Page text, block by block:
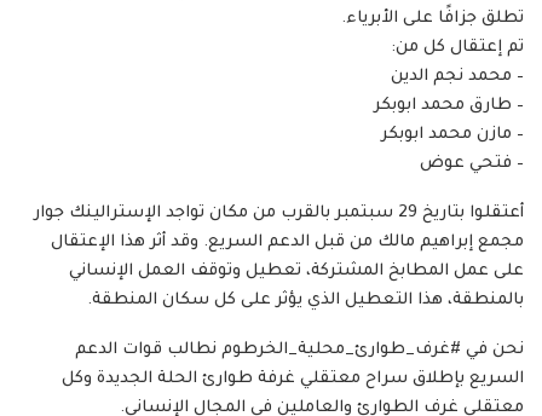
تطلق جزافًا على الأبرياء.
تم إعتقال كل من:
– محمد نجم الدين
– طارق محمد ابوبكر
– ⁠مازن محمد ابوبكر
– ⁠فتحي عوض
أعتقلوا بتاريخ 29 سبتمبر بالقرب من مكان تواجد الإسترالينك جوار
مجمع إبراهيم مالك من قبل الدعم السريع. وقد أثر هذا الإعتقال
على عمل المطابخ المشتركة، تعطيل وتوقف العمل الإنساني
بالمنطقة، هذا التعطيل الذي يؤثر على كل سكان المنطقة.
نحن في #غرف_طوارئ_محلية_الخرطوم نطالب قوات الدعم
السريع بإطلاق سراح معتقلي غرفة طوارئ الحلة الجديدة وكل
معتقلي غرف الطوارئ والعاملين في المجال الإنساني.